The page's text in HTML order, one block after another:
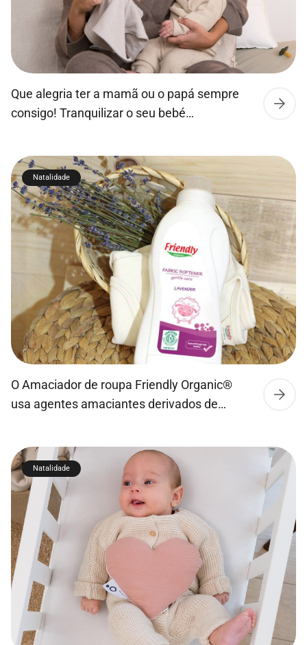
Que alegria ter a mamã ou o papá sempre
consigo! Tranquilizar o seu bebé
peluche You&Me foi concebido para
transportar o cheiro dos papás e tranquilizar
o bebé. É composto por 2 partes amovíveis:
Porque um bebé sereno é sinónimo de
família harmoniosa! Não […]
Natalidade
O Amaciador de roupa Friendly Organic®
usa agentes amaciantes derivados de
garantindo o máximo conforto. Fragrância
com óleo de lavanda orgânica deixando as
suas roupas com cheiro agradável e fresco.
Natalidade